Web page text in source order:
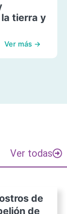
tierra y
Ver más →
Ver todas
de
de